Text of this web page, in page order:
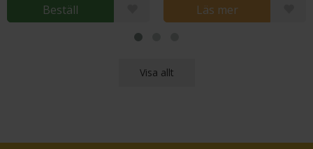
Beställ Läs mer
Visa allt